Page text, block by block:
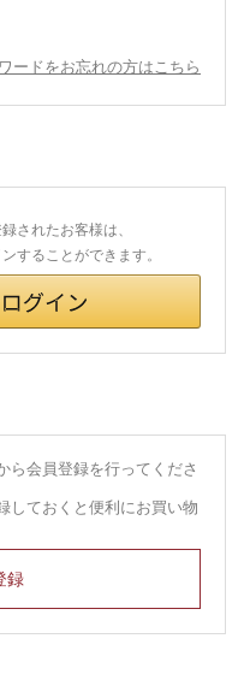
せ
ードをお忘れの方はこちら
されたお客様は、
することができます。
ら会員登録を行ってくださ
しておくと便利にお買い物